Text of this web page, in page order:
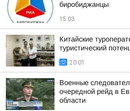
биробиджанцы
15:03
Китайские
туристический
20:01
Военные
очередной рейд в
области